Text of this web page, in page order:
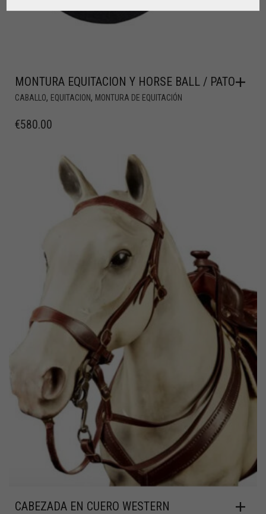
MONTURA EQUITACION Y HORSE BALL / PATO
CABALLO, EQUITACION, MONTURA DE EQUITACIÓN
€580.00
CABEZADA EN CUERO WESTERN